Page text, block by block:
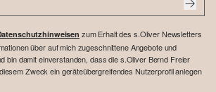
zum Erhalt des s.Oliver Newsletters
über auf mich zugeschnittene Angebote und
bin damit einverstanden, dass die s.Oliver Bernd Freier
Zweck ein geräteübergreifendes Nutzerprofil anlegen